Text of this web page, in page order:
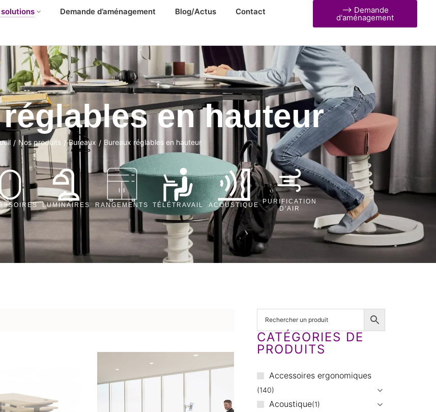
solutions Demande d’aménagement Blog/Actus Contact ⟶ Demande
d'aménagement
en hauteur
/ Nos produits / Bureaux / Bureaux réglables en hauteur
LUMINAIRES RANGEMENTS TÉLÉTRAVAIL ACOUSTIQUE PURIFICATION
D'AIR
CATÉGORIES DE
PRODUITS
Accessoires ergonomiques
140
Acoustique 1